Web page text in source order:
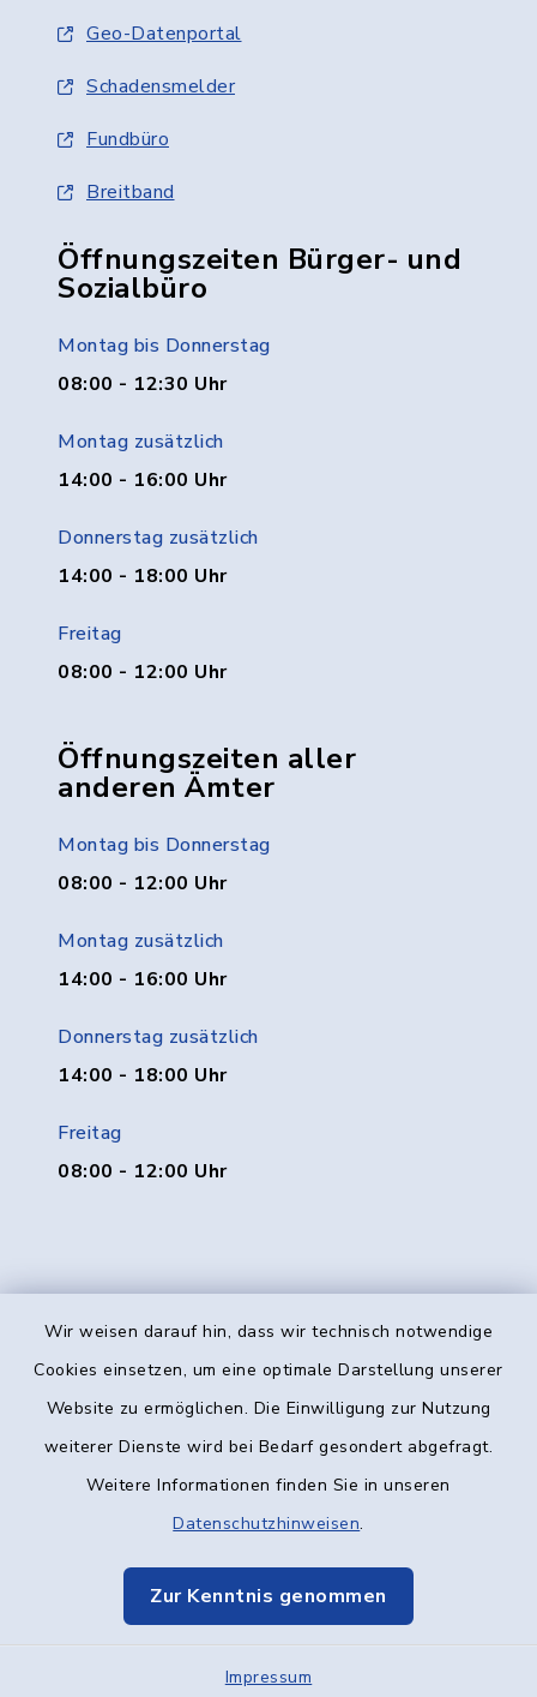
Wir weisen darauf hin, dass wir technisch notwendige
Cookies einsetzen, um eine optimale Darstellung unserer
Website zu ermöglichen. Die Einwilligung zur Nutzung
weiterer Dienste wird bei Bedarf gesondert abgefragt.
Weitere Informationen finden Sie in unseren
Datenschutzhinweisen.
Zur Kenntnis genommen
Impressum
Geo-Datenportal
Schadensmelder
Fundbüro
Breitband
Öffnungszeiten Bürger- und
Sozialbüro
Montag bis Donnerstag
08:00 - 12:30 Uhr
Montag zusätzlich
14:00 - 16:00 Uhr
Donnerstag zusätzlich
14:00 - 18:00 Uhr
Freitag
08:00 - 12:00 Uhr
Öffnungszeiten aller
anderen Ämter
Montag bis Donnerstag
08:00 - 12:00 Uhr
Montag zusätzlich
14:00 - 16:00 Uhr
Donnerstag zusätzlich
14:00 - 18:00 Uhr
Freitag
08:00 - 12:00 Uhr
Kontakt
Datenschutz
Elektronische Kommunikation
Sitemap